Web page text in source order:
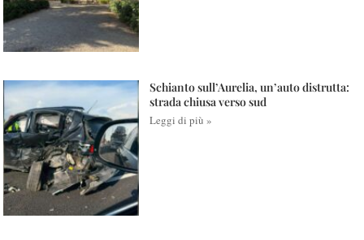
Schianto sull’Aurelia, un’auto distrutta:
strada chiusa verso sud
Leggi di più »